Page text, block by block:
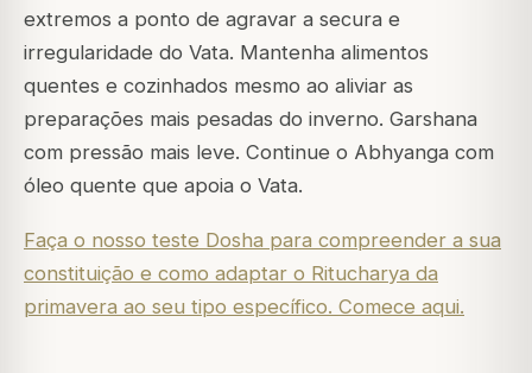
extremos a ponto de agravar a secura e
irregularidade do Vata. Mantenha alimentos
quentes e cozinhados mesmo ao aliviar as
preparações mais pesadas do inverno. Garshana
com pressão mais leve. Continue o Abhyanga com
óleo quente que apoia o Vata.
Faça o nosso teste Dosha para compreender a sua
constituição e como adaptar o Ritucharya da
primavera ao seu tipo específico. Comece aqui.